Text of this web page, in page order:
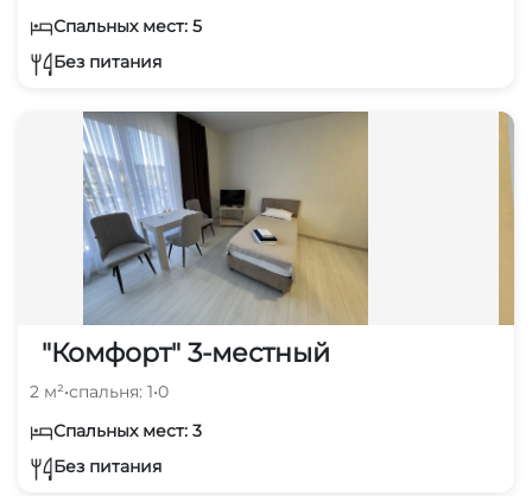
Спальных мест: 5
Без питания
"Комфорт" 3-местный
2 м²•спальня: 1•0
Спальных мест: 3
Без питания